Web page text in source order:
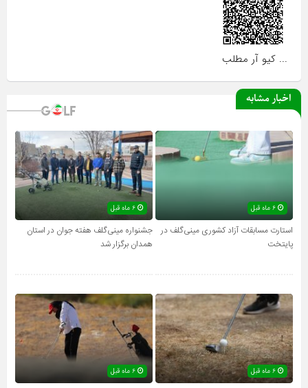
... کیو آر مطلب
اخبار مشابه
۶ ماه قبل
استارت مسابقات آزاد کشوری مینی‌گلف در
پایتخت
جشنواره مینی‌گلف هفته جوان در استان
همدان برگزار شد
۶ ماه قبل